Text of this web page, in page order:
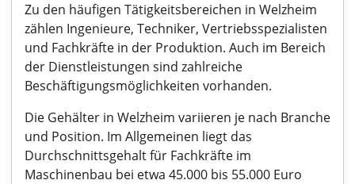
Zu den häufigen Tätigkeitsbereichen in Welzheim
zählen Ingenieure, Techniker, Vertriebsspezialisten
und Fachkräfte in der Produktion. Auch im Bereich
der Dienstleistungen sind zahlreiche
Beschäftigungsmöglichkeiten vorhanden.
Die Gehälter in Welzheim variieren je nach Branche
und Position. Im Allgemeinen liegt das
Durchschnittsgehalt für Fachkräfte im
Maschinenbau bei etwa 45.000 bis 55.000 Euro